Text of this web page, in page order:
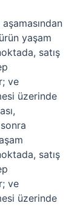
yaşam
satış
ve
üzerinde
satış
ve
üzerinde